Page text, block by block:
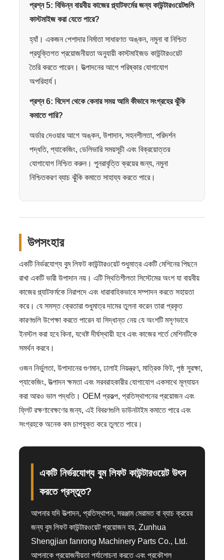
প্রশ্ন 5: বিভিন্ন বায়বীয় কাজের প্ল্যাটফর্মের জন্য কাউন্টারওয়েটগুলি
কাস্টমাইজ করা যেতে পারে?
হ্যাঁ। একজন পেশাদার নির্মাতা সাধারণত অঙ্কন, নমুনা বা নিশ্চিত
প্রযুক্তিগত প্রয়োজনীয়তা অনুযায়ী কাস্টমাইজড কাউন্টারওয়েট
তৈরি করতে পারেন। উত্পাদনের আগে পরিষ্কার যোগাযোগ
অপরিহার্য।
প্রশ্ন 6: বিদেশ থেকে কেনার সময় আমি কীভাবে সংগ্রহের ঝুঁকি
কমাতে পারি?
অর্ডার দেওয়ার আগে অঙ্কন, উপাদান, সহনশীলতা, পরিদর্শন
পদ্ধতি, প্যাকেজিং, ডেলিভারি সময়সূচী এবং বিক্রয়োত্তর
যোগাযোগ নিশ্চিত করুন। পুনরাবৃত্তি ক্রয়ের জন্য, নমুনা
নিশ্চিতকরণ ব্যাচ ঝুঁকি কমাতে সাহায্য করতে পারে।
উপসংহার
একটি নির্ভরযোগ্য বুম লিফট কাউন্টারওয়েট শুধুমাত্র একটি মেশিনের পিছনে
রাখা একটি ভারী উপাদান নয়। এটি স্থিতিশীলতা সিস্টেমের অংশ যা বায়বীয়
কাজের প্ল্যাটফর্মকে নিরাপদে এবং ধারাবাহিকভাবে সম্পাদন করতে সহায়তা
করে। যে সমস্ত ক্রেতারা শুধুমাত্র দামের তুলনা করেন তারা প্রকৃত
কারণগুলি উপেক্ষা করতে পারেন যা সিদ্ধান্ত নেয় যে অংশটি মসৃণভাবে
ইনস্টল করা হবে কিনা, যথেষ্ট দীর্ঘস্থায়ী হবে এবং কাজের শর্তে মেশিনটিকে
সমর্থন করবে।
ওজন নির্ভুলতা, উপাদানের গুণমান, ঢালাই নিয়ন্ত্রণ, মাত্রিক ফিট, পৃষ্ঠ সুরক্ষা,
প্যাকেজিং, উত্পাদন ক্ষমতা এবং সরবরাহকারীর যোগাযোগ একসাথে মূল্যায়ন
করা আরও ভাল পদ্ধতি। OEM প্রকল্প, প্রতিস্থাপনের প্রয়োজন এবং
ফ্লিট রক্ষণাবেক্ষণের জন্য, এই বিবরণগুলি ডাউনটাইম কমাতে পারে এবং
সংগ্রহকে অনেক কম চাপযুক্ত করে তুলতে পারে।
একটি নির্ভরযোগ্য বুম লিফট কাউন্টারওয়েট উৎস
করতে প্রস্তুত?
আপনার যদি উত্পাদন, প্রতিস্থাপন, সরঞ্জাম মেরামত বা ব্যাচ ক্রয়ের
জন্য বুম লিফট কাউন্টারওয়েট প্রয়োজন হয়, Zunhua
Shengjian fanrong Machinery Parts Co., Ltd.
আপনাকে প্রয়োজনীয়তা পর্যালোচনা করতে এবং প্রকৌশল